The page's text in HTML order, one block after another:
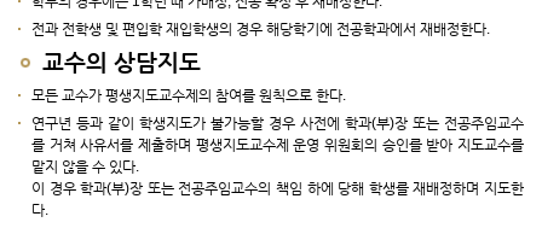
전과 전학생 및 편입학 재입학생의 경우 해당학기에 전공학과에서 재배정한다.
교수의 상담지도
모든 교수가 평생지도교수제의 참여를 원칙으로 한다.
연구년 등과 같이 학생지도가 불가능할 경우 사전에 학과(부)장 또는 전공주임교수
를 거쳐 사유서를 제출하며 평생지도교수제 운영 위원회의 승인를 받아 지도교수를
맡지 않을 수 있다.
이 경우 학과(부)장 또는 전공주임교수의 책임 하에 당해 학생를 재배정하며 지도한
다.